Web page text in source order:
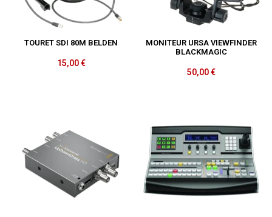
TOURET SDI 80M BELDEN
15,00€
MONITEUR URSA VIEWFINDER
BLACKMAGIC
50,00€